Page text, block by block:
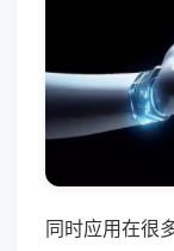
同时应用在很